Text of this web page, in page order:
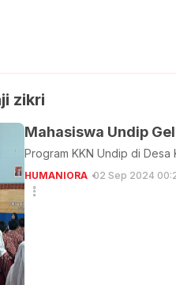
zikri
Mahasiswa Undip
Program KKN Undip di Desa
HUMANIORA 02 Sep 2024